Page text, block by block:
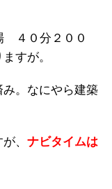
４０分２００
すが。
み。なにやら建築
、 ナビタイムは